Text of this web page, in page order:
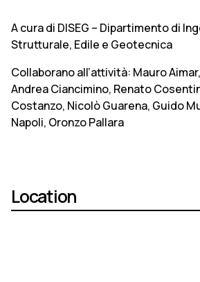
A cura di DISEG – Dipartimento di
Strutturale, Edile e Geotecnica
Collaborano all’attività: Mauro
Andrea Ciancimino, Renato
Costanzo, Nicolò Guarena, Guido
Napoli, Oronzo Pallara
Location